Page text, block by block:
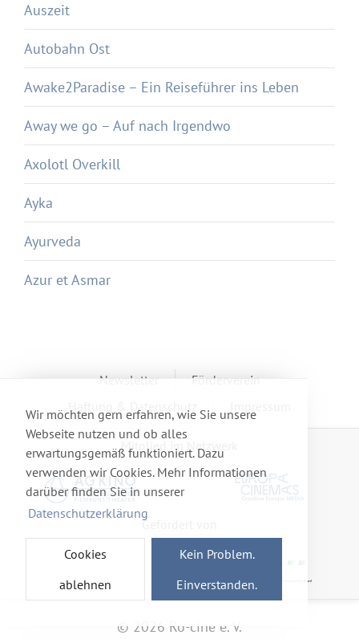
Wir möchten gern erfahren, wie Sie unsere
Webseite nutzen und ob alles
erwartungsgemäß funktioniert. Dazu
verwenden wir Cookies. Mehr Informationen
darüber finden Sie in unserer
Datenschutzerklärung
Cookies
ablehnen
Kein Problem.
Einverstanden.
Auszeit
Autobahn Ost
Awake2Paradise – Ein Reiseführer ins Leben
Away we go – Auf nach Irgendwo
Axolotl Overkill
Ayka
Ayurveda
Azur et Asmar
Newsletter
Förderverein
Haftung & Datenschutz
Mitglied im Netzwerk
Gefördert von
© 2026 Ro-cine e. V.